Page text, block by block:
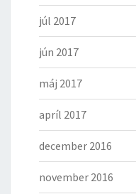
júl 2017
jún 2017
máj 2017
apríl 2017
december 2016
november 2016